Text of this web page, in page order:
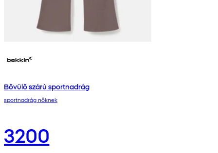
Bővülő szárú sportnadrág
sportnadrág nőknek
3200